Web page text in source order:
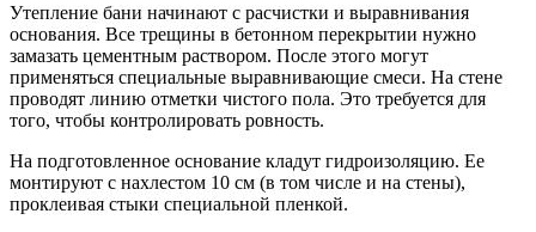
Утепление бани начинают с расчистки и выравнивания
основания. Все трещины в бетонном перекрытии нужно
замазать цементным раствором. После этого могут
применяться специальные выравнивающие смеси. На стене
проводят линию отметки чистого пола. Это требуется для
того, чтобы контролировать ровность.
На подготовленное основание кладут гидроизоляцию. Ее
монтируют с нахлестом 10 см (в том числе и на стены),
проклеивая стыки специальной пленкой.